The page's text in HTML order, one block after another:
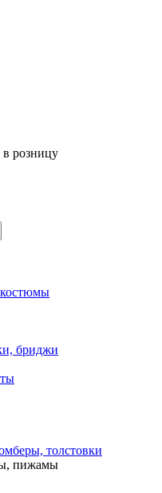
розницу
бриджи
толстовки
пижамы